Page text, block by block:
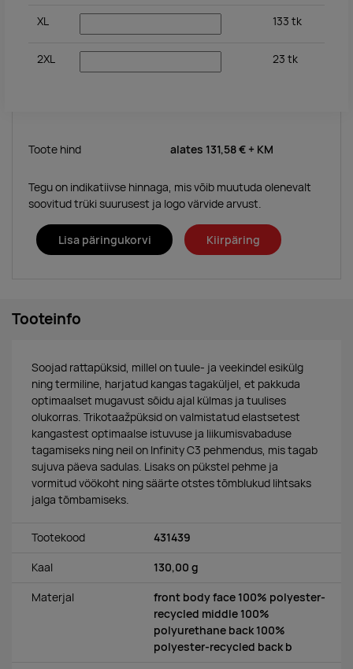
XL 133 tk
2XL 23 tk
Toote hind alates 131,58 € + KM
Tegu on indikatiivse hinnaga, mis võib muutuda olenevalt
soovitud trüki suurusest ja logo värvide arvust.
Lisa päringukorvi Kiirpäring
Tooteinfo
Soojad rattapüksid, millel on tuule- ja veekindel esikülg
ning termiline, harjatud kangas tagaküljel, et pakkuda
optimaalset mugavust sõidu ajal külmas ja tuulises
olukorras. Trikotaažpüksid on valmistatud elastsetest
kangastest optimaalse istuvuse ja liikumisvabaduse
tagamiseks ning neil on Infinity C3 pehmendus, mis tagab
sujuva päeva sadulas. Lisaks on pükstel pehme ja
vormitud vöökoht ning säärte otstes tõmblukud lihtsaks
jalga tõmbamiseks.
Tootekood 431439
Kaal 130,00 g
Materjal
front body face 100% polyester-
recycled middle 100%
polyurethane back 100%
polyester-recycled back b